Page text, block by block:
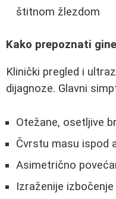
štitnom žlezdom
Kako prepoznati
Klinički pregled i
dijagnoze. Glavni
Otežane, osetljive
Čvrstu masu ispod
Asimetrično
Izraženije